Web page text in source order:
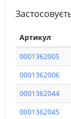
Артикул
0001362005
0001362006
0001362044
0001362045